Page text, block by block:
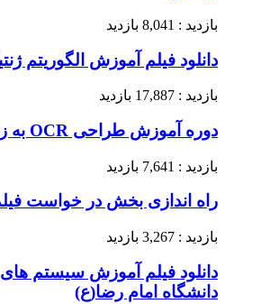
بازدید : 8,041 بازدید
دانلود فیلم آموزش الگوریتم
بازدید : 17,887 بازدید
دوره آموزش طراحی OCR به زبان فارسی
بازدید : 7,641 بازدید
راه اندازی بخش در خواست
بازدید : 3,267 بازدید
دانلود فیلم آموزش سیستم
دانشگاه امام رضا(ع)